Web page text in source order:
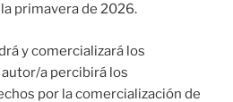
primavera de 2026.
y comercializará los
a percibirá los
por la comercialización de